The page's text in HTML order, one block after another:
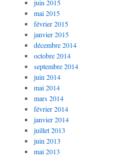
juin 2015
mai 2015
février 2015
janvier 2015
décembre 2014
octobre 2014
septembre 2014
juin 2014
mai 2014
mars 2014
février 2014
janvier 2014
juillet 2013
juin 2013
mai 2013